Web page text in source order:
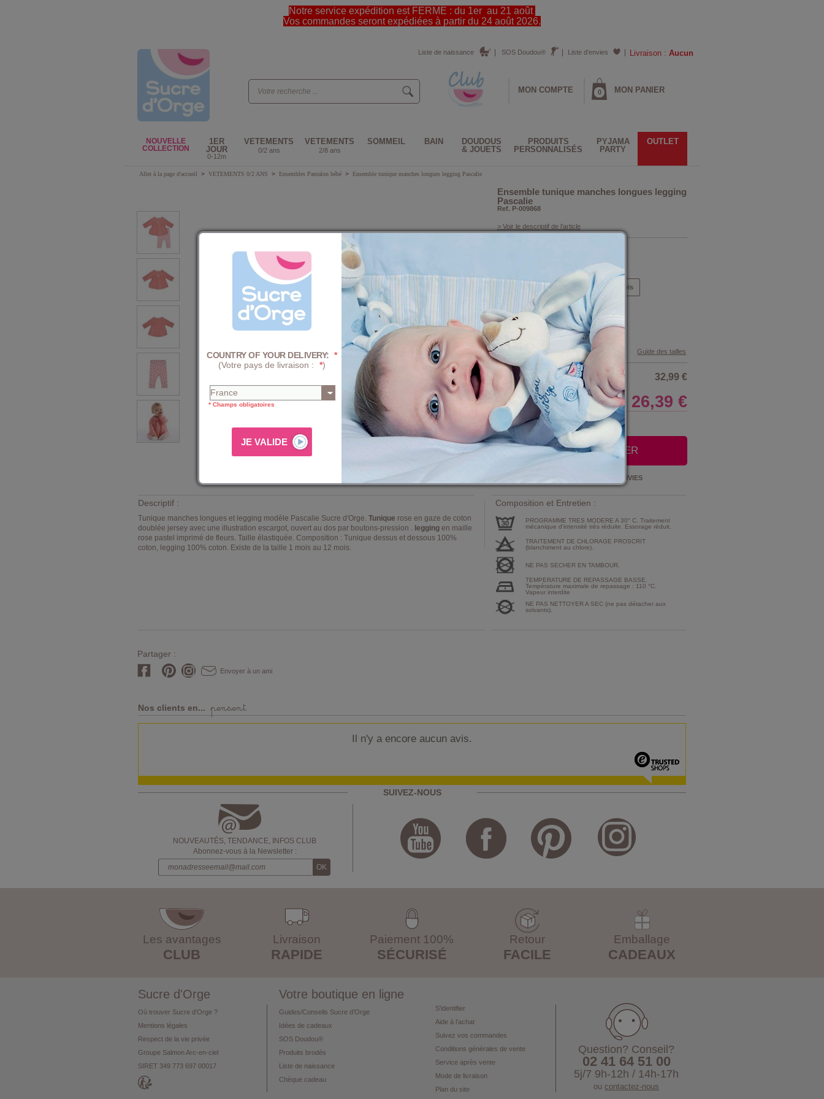
Notre service expédition est FERME : du 1er au 21 août
Vos commandes seront expédiées à partir du 24 août 2026.
Livraison : Aucun
Liste d'envies
SOS Doudou®
Liste de naissance
MON COMPTE 0 MON PANIER
NOUVELLE
COLLECTION
1ER
JOUR
0-12m
VETEMENTS
0/2 ans
VETEMENTS
2/8 ans
SOMMEIL BAIN
DOUDOUS
& JOUETS
PRODUITS
PERSONNALISÉS
PYJAMA
PARTY
OUTLET
Aller à la page d'accueil > VETEMENTS 0/2 ANS > Ensembles Pantalon bébé > Ensemble tunique manches longues legging Pascalie
Ensemble tunique manches longues legging
Pascalie
Ref. P-009868
> Voir le descriptif de l'article
3 Mois 6 Mois 9 Mois
Quantité :
-
Guide des tailles
32,99 €
Prix 26,39 €
+ D'INFOS SUR LE CLUB
AJOUTER AU PANIER
LISTE D'ENVIES
Descriptif :
Tunique manches longues et legging modèle Pascalie Sucre d'Orge. Tunique rose en gaze de coton
doublée jersey avec une illustration escargot, ouvert au dos par boutons-pression . legging en maille
rose pastel imprimé de fleurs. Taille élastiquée. Composition : Tunique dessus et dessous 100%
coton, legging 100% coton. Existe de la taille 1 mois au 12 mois.
Composition et Entretien :
PROGRAMME TRES MODERE A 30° C. Traitement
mécanique d'intensité très réduite. Essorage réduit.
TRAITEMENT DE CHLORAGE PROSCRIT
(blanchiment au chlore).
NE PAS SECHER EN TAMBOUR.
TEMPERATURE DE REPASSAGE BASSE.
Température maximale de repassage : 110 °C.
Vapeur interdite
NE PAS NETTOYER A SEC (ne pas détacher aux
solvants).
Partager :
Envoyer à un ami
Nos clients en... pensent
Il n'y a encore aucun avis.
SUIVEZ-NOUS
NOUVEAUTÉS, TENDANCE, INFOS CLUB
Abonnez-vous à la Newsletter :
Les avantages
CLUB
Livraison
RAPIDE
Paiement 100%
SÉCURISÉ
Retour
FACILE
Emballage
CADEAUX
Sucre d'Orge
Où trouver Sucre d'Orge ?
Mentions légales
Respect de la vie privée
Groupe Salmon Arc-en-ciel
SIRET 349 773 697 00017
Votre boutique en ligne
Guides/Conseils Sucre d'Orge
Idées de cadeaux
SOS Doudou®
Produits brodés
Liste de naissance
Chèque cadeau
S'identifier
Aide à l'achat
Suivez vos commandes
Conditions générales de vente
Service après vente
Mode de livraison
Plan du site
Question? Conseil?
02 41 64 51 00
5j/7 9h-12h / 14h-17h
oucontactez-nous
COUNTRY OF YOUR DELIVERY: *
(Votre pays de livraison :
*)
* Champs obligatoires